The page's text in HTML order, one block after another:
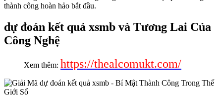
thành công hoàn hảo bắt đầu.
dự đoán kết quả xsmb và Tương Lai Của
Công Nghệ
Xem thêm: https://thealcomukt.com/